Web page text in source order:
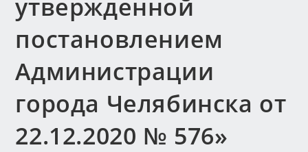
утвержденной
постановлением
Администрации
города Челябинска от
22.12.2020 № 576»